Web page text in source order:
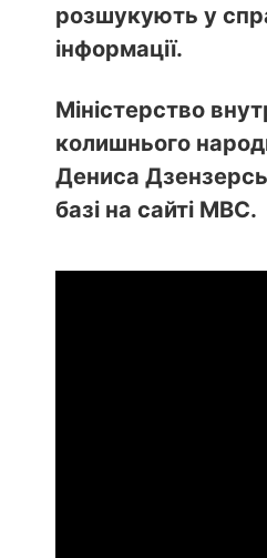
розшукують у
інформації.
Міністерство
колишнього
Дениса
базі на сайті МВС.